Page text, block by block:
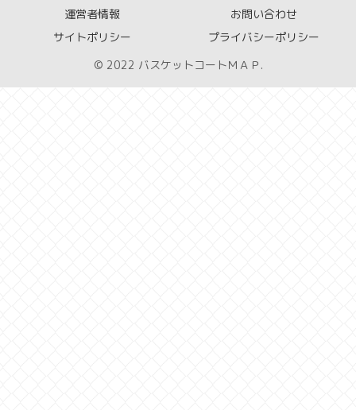
運営者情報
お問い合わせ
サイトポリシー
プライバシーポリシー
© 2022 バスケットコートＭＡＰ.